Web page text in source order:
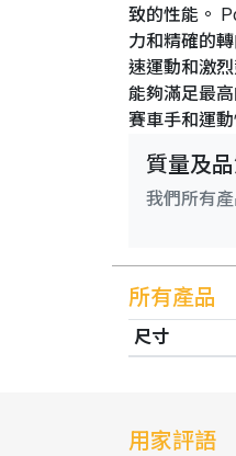
致的性能。
力和精確的
速運動和激
能夠滿足最
賽車手和運
質量及
我們所有
所有產品
尺寸
用家評語